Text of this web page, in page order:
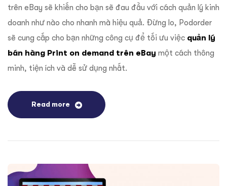
trên eBay sẽ khiến cho bạn sẽ đau đầu với cách quản lý kinh
doanh như nào cho nhanh mà hiệu quả. Đừng lo, Podorder
sẽ cung cấp cho bạn những công cụ để tối ưu việc quản lý
bán hàng Print on demand trên eBay một cách thông
minh, tiện ích và dễ sử dụng nhất.
Read more